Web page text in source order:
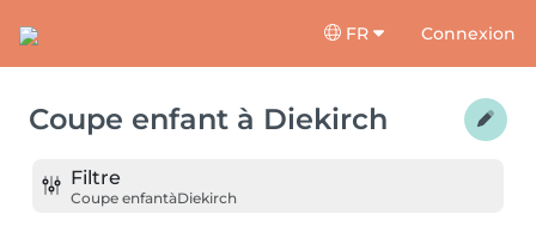
FR Connexion
Coupe enfant à Diekirch
Filtre
Coupe enfantàDiekirch